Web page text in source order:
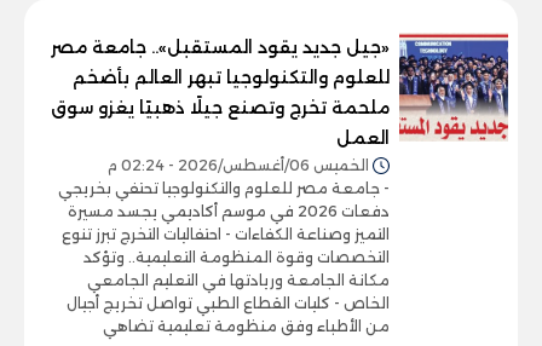
«جيل جديد يقود المستقبل».. جامعة مصر
للعلوم والتكنولوجيا تبهر العالم بأضخم
ملحمة تخرج وتصنع جيلًا ذهبيًا يغزو سوق
العمل
الخميس 06/أغسطس/2026 - 02:24 م
- جامعة مصر للعلوم والتكنولوجيا تحتفي بخريجي
دفعات 2026 في موسم أكاديمي يجسد مسيرة
التميز وصناعة الكفاءات - احتفاليات التخرج تبرز تنوع
التخصصات وقوة المنظومة التعليمية.. وتؤكد
مكانة الجامعة وريادتها في التعليم الجامعي
الخاص - كليات القطاع الطبي تواصل تخريج أجيال
من الأطباء وفق منظومة تعليمية تضاهي